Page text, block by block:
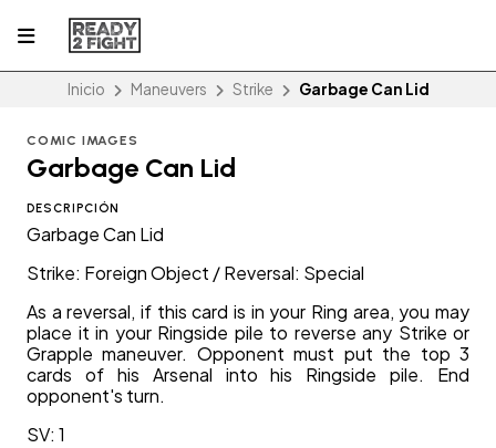
Inicio Maneuvers Strike Garbage Can Lid
COMIC IMAGES
Garbage Can Lid
DESCRIPCIÓN
Garbage Can Lid
Strike: Foreign Object / Reversal: Special
As a reversal, if this card is in your Ring area, you may
place it in your Ringside pile to reverse any Strike or
Grapple maneuver. Opponent must put the top 3
cards of his Arsenal into his Ringside pile. End
opponent's turn.
SV: 1